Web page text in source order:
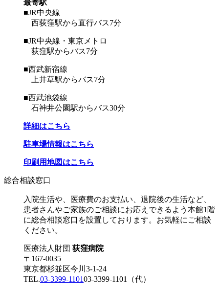
最寄駅
■JR中央線
西荻窪駅から直行バス7分
■JR中央線・東京メトロ
荻窪駅からバス7分
■西武新宿線
上井草駅からバス7分
■西武池袋線
石神井公園駅からバス30分
詳細はこちら
駐車場情報はこちら
印刷用地図はこちら
総合相談窓口
入院生活や、医療費のお支払い、退院後の生活など、
患者さんやご家族のご相談にお応えできるよう本館1階
に総合相談窓口を設置しております。お気軽にご相談
ください。
医療法人財団 荻窪病院
〒167-0035
東京都杉並区今川3-1-24
TEL.03-3399-110103-3399-1101 （代）